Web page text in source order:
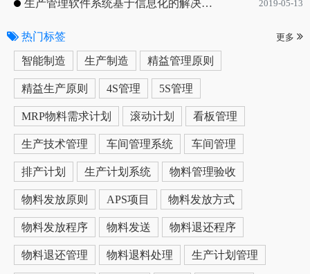
生产管理软件系统基于信息化的解决方案 2019-05-13
热门标签 更多
智能制造 生产制造 精益管理原则
精益生产原则 4S管理 5S管理
MRP物料需求计划 滚动计划 看板管理
生产技术管理 车间管理系统 车间管理
排产计划 生产计划系统 物料管理验收
物料发放原则 APS项目 物料发放方式
物料发放程序 物料发送 物料退还程序
物料退还管理 物料退料处理 生产计划管理